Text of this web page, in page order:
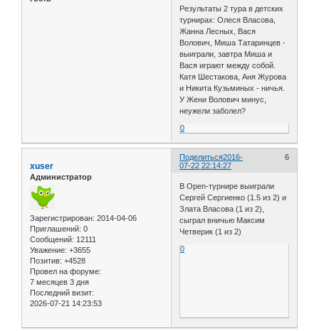
Результаты 2 тура в детских
турнирах: Олеся Власова,
Жанна Лесных, Вася
Волович, Миша Татаринцев -
выиграли, завтра Миша и
Вася играют между собой.
Катя Шестакова, Аня Журова
и Никита Кузьминых - ничья.
У Жени Волович минус,
неужели заболел?
0
Поделиться 6
2016-
07-22 22:14:27
xuser
Администратор
Зарегистрирован: 2014-04-06
Приглашений: 0
Сообщений: 12111
Уважение: +3655
Позитив: +4528
Провел на форуме:
7 месяцев 3 дня
Последний визит:
2026-07-21 14:23:53
В Open-турнире выиграли
Сергей Сергиенко (1.5 из 2) и
Злата Власова (1 из 2),
сыграл вничью Максим
Четверик (1 из 2)
0